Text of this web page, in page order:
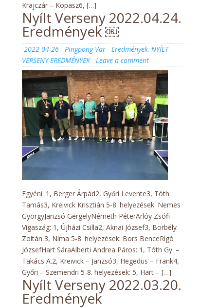
Krajczár – Kopasz6, […]
Nyílt Verseny 2022.04.24.
Eredmények ￼
Posted
on
2022-04-26 Author
Pingpong Var Categories
Eredmények, NYÍLT
VERSENY EREDMÉNYEK
Leave a commenton
Nyílt
Verseny
2022.04.24.
Eredmények
￼
Egyéni: 1, Berger Árpád2, Győri Levente3, Tóth
Tamás3, Kreivick Krisztián 5-8. helyezések: Nemes
GyörgyJanzsó GergelyNémeth PéterArlóy Zsófi
Vigaszág: 1, Újházi Csilla2, Aknai József3, Borbély
Zoltán 3, Nima 5-8. helyezések: Bors BenceRigó
JózsefHart SáraAlberti Andrea Páros: 1, Tóth Gy. –
Takács A.2, Kreivick – Janzsó3, Hegedüs – Frank4,
Győri – Szemendri 5-8. helyezések: 5, Hart – […]
Nyílt Verseny 2022.03.20.
Eredmények